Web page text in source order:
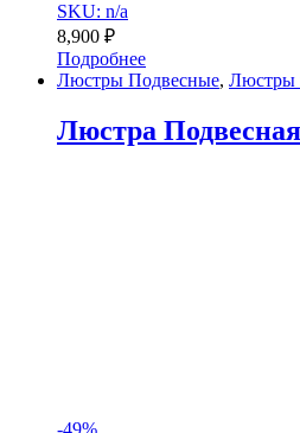
SKU: n/a
8,900 ₽
Подробнее
Люстры Подвесные, Люстры
Люстра
-49%